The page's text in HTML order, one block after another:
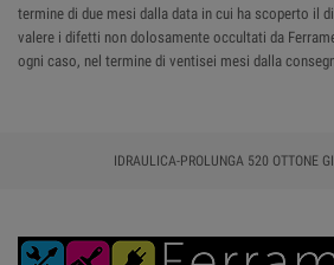
termine di due mesi dalla data in cui ha scoperto il
valere i difetti non dolosamente occultati da
ogni caso, nel termine di ventisei mesi dalla
IDRAULICA-PROLUNGA 520 OTTONE